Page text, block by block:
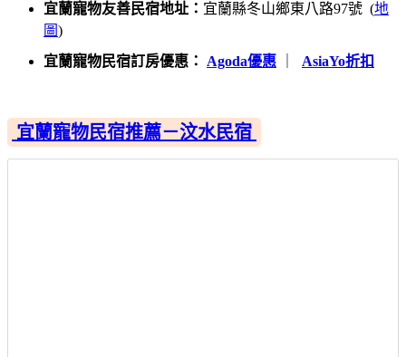
宜蘭寵物友善民宿地址： 宜蘭縣冬山鄉東八路97號 (地
圖)
宜蘭寵物民宿訂房優惠： Agoda優惠 AsiaYo折扣
宜蘭寵物民宿推薦－汶水民宿